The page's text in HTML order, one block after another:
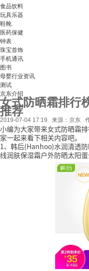
食品饮料
玩具乐器
鞋靴
医药保健
钟表
珠宝首饰
手机通讯
图书
母婴行业资讯
测试
京东介绍
女式防晒霜排行
推荐
2019-07-04 17:19 来源：京东
小编为大家带来女式防晒霜
家一起来看下相关内容吧。
1、韩后(Hanhoo)水润清透
线润肤保湿霜户外防晒太阳蛋